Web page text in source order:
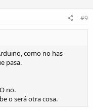
#9
como no has
pasa.
no.
o será otra cosa.